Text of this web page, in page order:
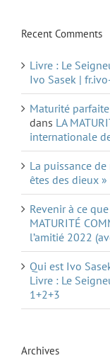
Recent Comments
Livre : Le
Ivo Sasek |
Maturité
dans LA
internationale
La puissance
êtes des dieux
Revenir à ce
MATURITÉ
l’amitié 2022
Qui est Ivo
Livre : Le
1+2+3
Archives